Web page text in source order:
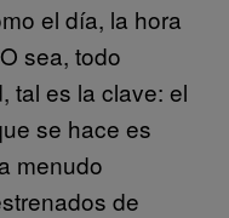
el día, la hora
sea, todo
tal es la clave: el
se hace es
menudo
de